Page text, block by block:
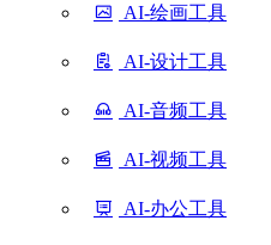
AI-绘画工具
AI-设计工具
AI-音频工具
AI-视频工具
AI-办公工具